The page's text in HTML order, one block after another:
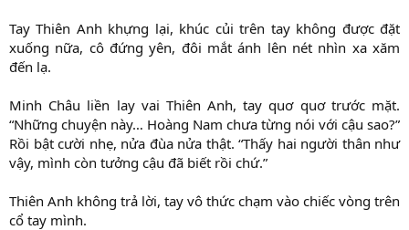
Tay Thiên Anh khựng lại, khúc củi trên tay không được đặt
xuống nữa, cô đứng yên, đôi mắt ánh lên nét nhìn xa xăm
đến lạ.
Minh Châu liền lay vai Thiên Anh, tay quơ quơ trước mặt.
“Những chuyện này… Hoàng Nam chưa từng nói với cậu sao?”
Rồi bật cười nhẹ, nửa đùa nửa thật. “Thấy hai người thân như
vậy, mình còn tưởng cậu đã biết rồi chứ.”
Thiên Anh không trả lời, tay vô thức chạm vào chiếc vòng trên
cổ tay mình.